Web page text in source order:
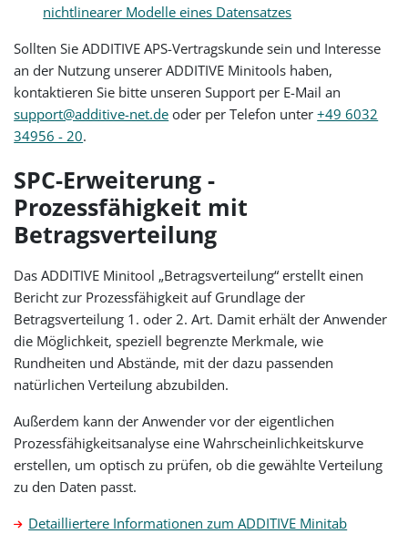
nichtlinearer Modelle eines Datensatzes
Sollten Sie ADDITIVE APS-Vertragskunde sein und Interesse
an der Nutzung unserer ADDITIVE Minitools haben,
kontaktieren Sie bitte unseren Support per E-Mail an
support@additive-net.de oder per Telefon unter+49 6032
34956 - 20.
SPC-Erweiterung -
Prozessfähigkeit mit
Betragsverteilung
Das ADDITIVE Minitool „Betragsverteilung“ erstellt einen
Bericht zur Prozessfähigkeit auf Grundlage der
Betragsverteilung 1. oder 2. Art. Damit erhält der Anwender
die Möglichkeit, speziell begrenzte Merkmale, wie
Rundheiten und Abstände, mit der dazu passenden
natürlichen Verteilung abzubilden.
Außerdem kann der Anwender vor der eigentlichen
Prozessfähigkeitsanalyse eine Wahrscheinlichkeitskurve
erstellen, um optisch zu prüfen, ob die gewählte Verteilung
zu den Daten passt.
Detailliertere Informationen zum ADDITIVE Minitab